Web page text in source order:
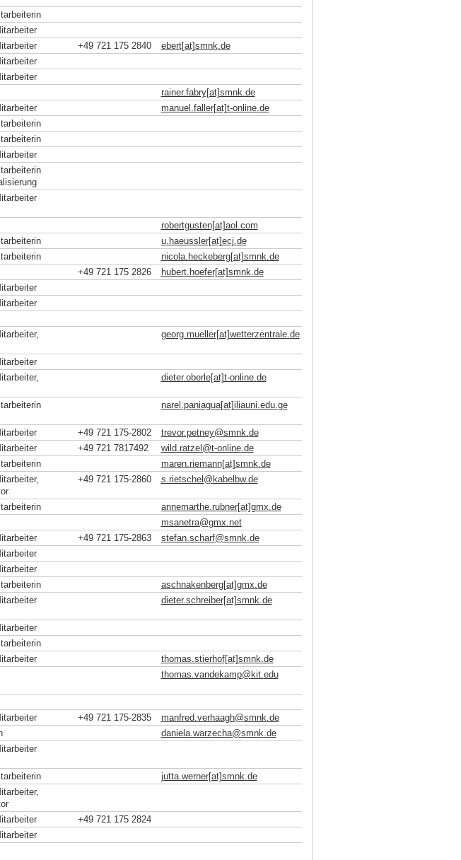
+49 721 175 2840 ebert[at]smnk.de
rainer.fabry[at]smnk.de
manuel.faller[at]t-online.de
robertgusten[at]aol .com
u.haeussler[at]ecj.de
nicola.heckeberg[at]smnk.de
+49 721 175 2826 hubert.hoefer[at]smnk.de
georg.mueller[at]wetterzentrale.de
dieter.oberle[at]t-online.de
narel.paniagua[at]iliauni.edu.ge
+49 721 175-2802 trevor.petney@smnk.de
+49 721 7817492 wild.ratzel @t-online.de
maren.riemann[at]smnk.de
+49 721 175-2860 s.rietschel @ kabelbw.de
annemarthe.rubner[at]gmx.de
msanetra@gmx.net
+49 721 175-2863 stefan.scharf@smnk.de
aschnakenberg[at]gmx.de
dieter.schreiber[at]smnk.de
thomas.stierhof[at]smnk.de
thomas.vandekamp@ kit.edu
+49 721 175-2835 manfred.verhaagh@smnk.de
daniela.warzecha@smnk.de
jutta.werner[at]smnk.de
+49 721 175 2824